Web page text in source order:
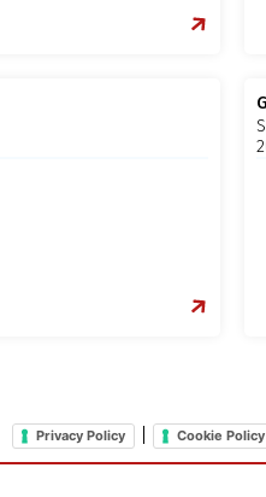
Privacy Policy Cookie Policy